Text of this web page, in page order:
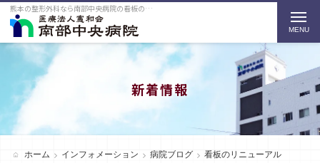
熊本の整形外科なら南部中央病院の看板のリニューアルをご紹介
新着情報
ホーム インフォメーション 病院ブログ 看板のリニューアル
t
o
g